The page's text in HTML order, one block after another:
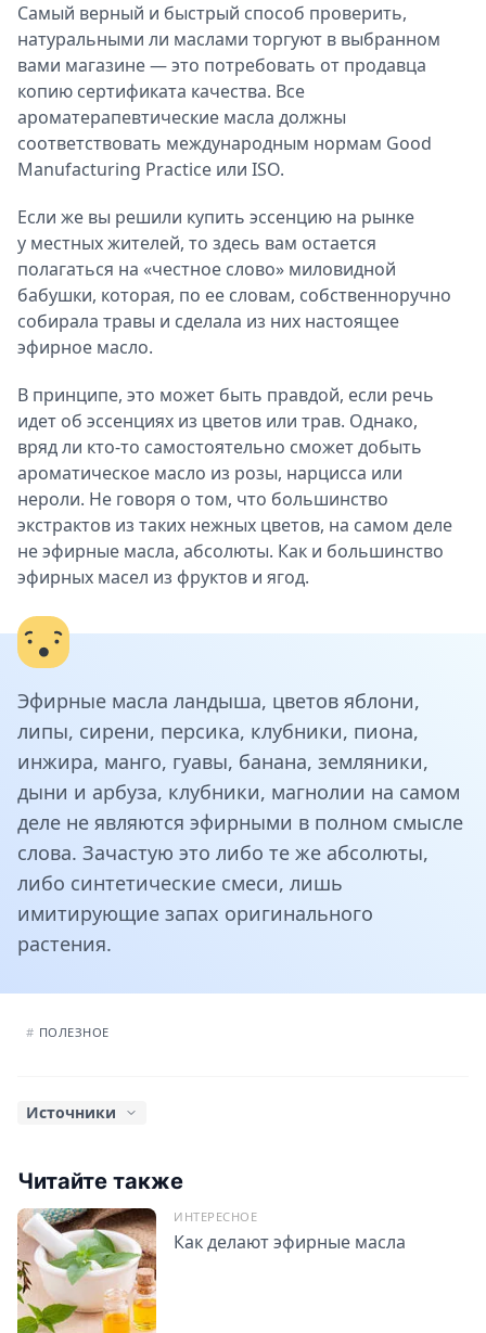
Самый верный и быстрый способ проверить,
натуральными ли маслами торгуют в выбранном
вами магазине — это потребовать от продавца
копию сертификата качества. Все
ароматерапевтические масла должны
соответствовать международным нормам Good
Manufacturing Practice или ISO.
Если же вы решили купить эссенцию на рынке
у местных жителей, то здесь вам остается
полагаться на «честное слово» миловидной
бабушки, которая, по ее словам, собственноручно
собирала травы и сделала из них настоящее
эфирное масло.
В принципе, это может быть правдой, если речь
идет об эссенциях из цветов или трав. Однако,
вряд ли кто-то самостоятельно сможет добыть
ароматическое масло из розы, нарцисса или
нероли. Не говоря о том, что большинство
экстрактов из таких нежных цветов, на самом деле
не эфирные масла, абсолюты. Как и большинство
эфирных масел из фруктов и ягод.
Эфирные масла ландыша, цветов яблони,
липы, сирени, персика, клубники, пиона,
инжира, манго, гуавы, банана, земляники,
дыни и арбуза, клубники, магнолии на самом
деле не являются эфирными в полном смысле
слова. Зачастую это либо те же абсолюты,
либо синтетические смеси, лишь
имитирующие запах оригинального
растения.
# ПОЛЕЗНОЕ
Источники
всей семьи. Эксмо, 2017.
“Как отличить настоящее эфирное масло от
синтетического?
”,school.4fresh.ru
Т. Гисич, “5 признаков того, что эфирное масло не
натуральное”,jv.ru
Читайте также
ИНТЕРЕСНОЕ
Как делают эфирные масла